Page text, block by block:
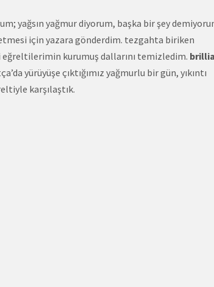
yağsın yağmur diyorum, başka bir şey
için yazara gönderdim. tezgahta biriken
eğreltilerimin kurumuş dallarını temizledim.
yürüyüşe çıktığımız yağmurlu bir gün, yıkıntı
karşılaştık.